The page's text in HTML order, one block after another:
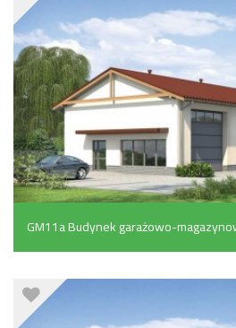
GM11a Budynek garażowo-